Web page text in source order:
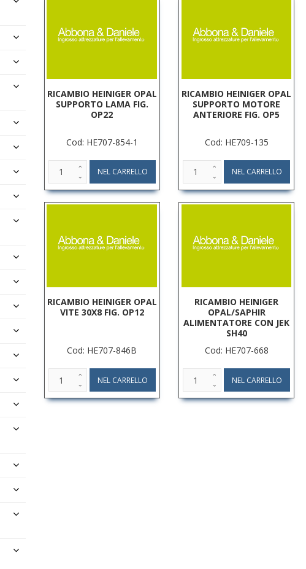
RICAMBIO HEINIGER OPAL
SUPPORTO LAMA FIG.
OP22
Cod: HE707-854-1
RICAMBIO HEINIGER OPAL
SUPPORTO MOTORE
ANTERIORE FIG. OP5
Cod: HE709-135
RICAMBIO HEINIGER OPAL
VITE 30X8 FIG. OP12
Cod: HE707-846B
RICAMBIO HEINIGER
OPAL/SAPHIR
ALIMENTATORE CON JEK
SH40
Cod: HE707-668